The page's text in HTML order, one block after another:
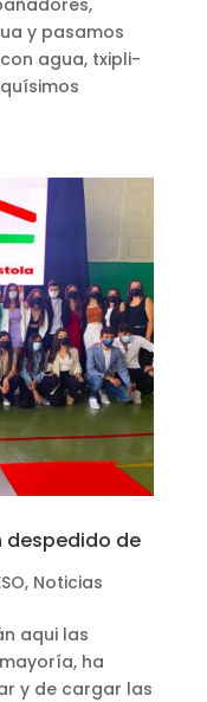
y pasamos
agua, txipli-
despedido de
, Noticias
aqui las
ha
y de cargar las